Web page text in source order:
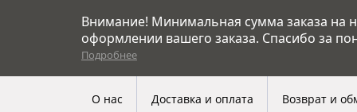
Внимание! Минимальная сумма заказа на
оформлении вашего заказа. Спасибо за
Подробнее
О нас Доставка и оплата Возврат и